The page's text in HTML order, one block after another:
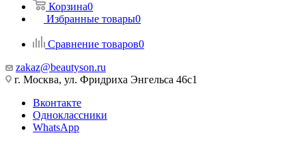
Корзина0
Избранные товары0
Сравнение товаров0
zakaz@beautyson.ru
г. Москва, ул. Фридриха Энгельса 46с1
Вконтакте
Одноклассники
WhatsApp